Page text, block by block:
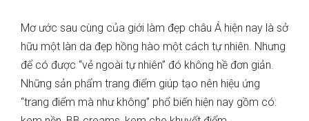
Mơ ước sau cùng của giới làm đẹp châu Á hiện nay là sở
hữu một làn da đẹp hồng hào một cách tự nhiên. Nhưng
để có được “vẻ ngoài tự nhiên” đó không hề đơn giản.
Những sản phẩm trang điểm giúp tạo nên hiệu ứng
“trang điểm mà như không” phổ biến hiện nay gồm có: